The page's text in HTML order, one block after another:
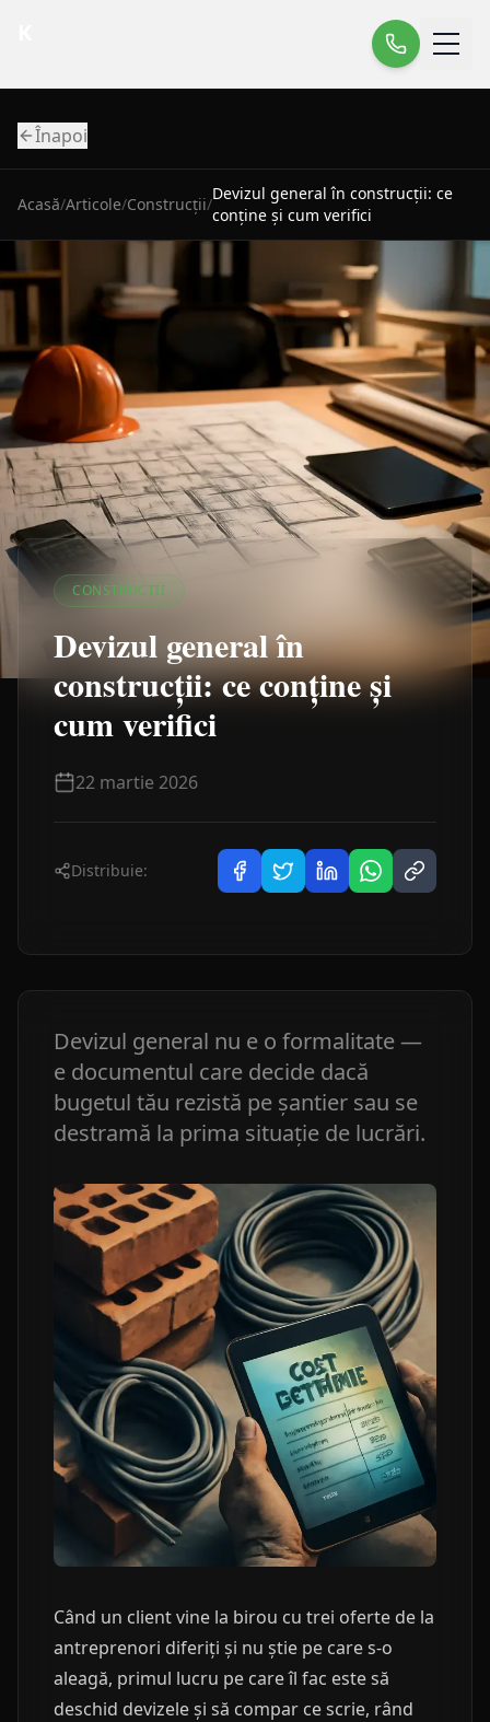
Înapoi
Acasă/Articole/Construcții/
Devizul general în construcții: ce
conține și cum verifici
CONSTRUCȚII
Devizul general în
construcții: ce conține și
cum verifici
22 martie 2026
Distribuie:
Devizul general nu e o formalitate —
e documentul care decide dacă
bugetul tău rezistă pe șantier sau se
destramă la prima situație de lucrări.
Când un client vine la birou cu trei oferte de la
antreprenori diferiți și nu știe pe care s-o
aleagă, primul lucru pe care îl fac este să
deschid devizele și să compar ce scrie, rând